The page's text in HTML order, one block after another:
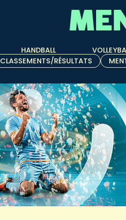
HANDBALL
CLASSEMENTS/RÉSULTATS